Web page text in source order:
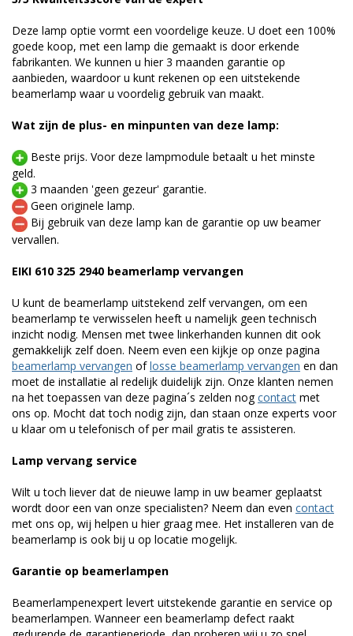
Deze lamp optie vormt een voordelige keuze. U doet een 100%
goede koop, met een lamp die gemaakt is door erkende
fabrikanten. We kunnen u hier 3 maanden garantie op
aanbieden, waardoor u kunt rekenen op een uitstekende
beamerlamp waar u voordelig gebruik van maakt.
Wat zijn de plus- en minpunten van deze lamp:
Beste prijs. Voor deze lampmodule betaalt u het minste
geld.
3 maanden 'geen gezeur' garantie.
Geen originele lamp.
Bij gebruik van deze lamp kan de garantie op uw beamer
vervallen.
EIKI 610 325 2940 beamerlamp vervangen
U kunt de beamerlamp uitstekend zelf vervangen, om een
beamerlamp te verwisselen heeft u namelijk geen technisch
inzicht nodig. Mensen met twee linkerhanden kunnen dit ook
gemakkelijk zelf doen. Neem even een kijkje op onze pagina
beamerlamp vervangen oflosse beamerlamp vervangen en dan
moet de installatie al redelijk duidelijk zijn. Onze klanten nemen
na het toepassen van deze pagina´s zelden nogcontact met
ons op. Mocht dat toch nodig zijn, dan staan onze experts voor
u klaar om u telefonisch of per mail gratis te assisteren.
Lamp vervang service
Wilt u toch liever dat de nieuwe lamp in uw beamer geplaatst
wordt door een van onze specialisten? Neem dan even contact
met ons op, wij helpen u hier graag mee. Het installeren van de
beamerlamp is ook bij u op locatie mogelijk.
Garantie op beamerlampen
Beamerlampenexpert levert uitstekende garantie en service op
beamerlampen. Wanneer een beamerlamp defect raakt